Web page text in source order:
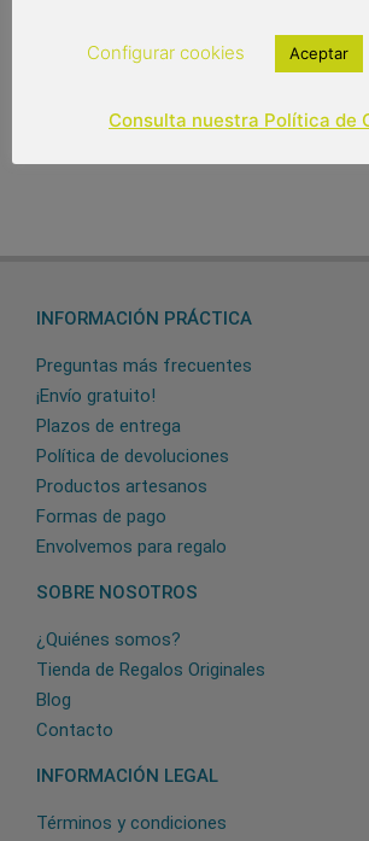
12,95€
INFORMACIÓN PRÁCTICA
Preguntas más frecuentes
¡Envío gratuito!
Plazos de entrega
Política de devoluciones
Productos artesanos
Formas de pago
Envolvemos para regalo
SOBRE NOSOTROS
¿Quiénes somos?
Tienda de Regalos Originales
Blog
Contacto
INFORMACIÓN LEGAL
Términos y condiciones
Configurar cookies Aceptar
Consulta nuestra Política de